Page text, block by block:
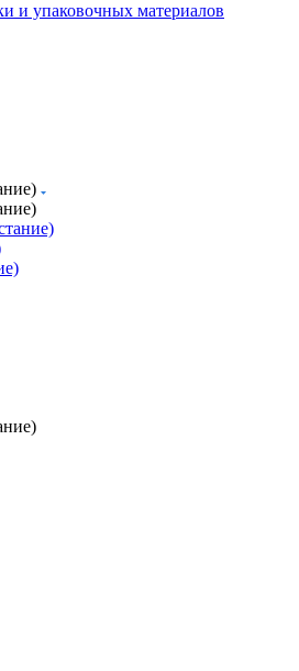
и упаковочных материалов